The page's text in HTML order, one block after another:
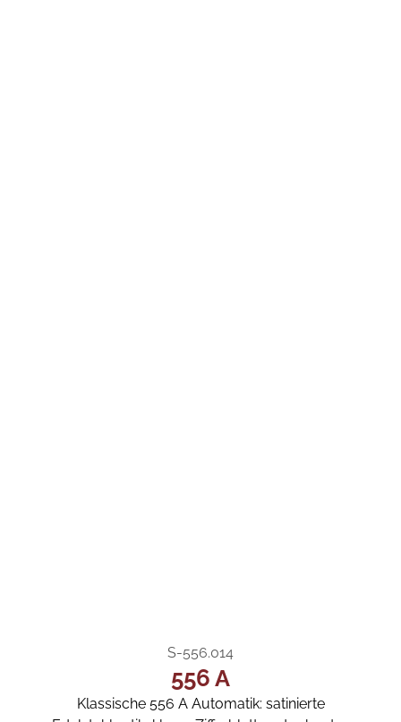
S-556.014
556 A
Klassische 556 A Automatik: satinierte